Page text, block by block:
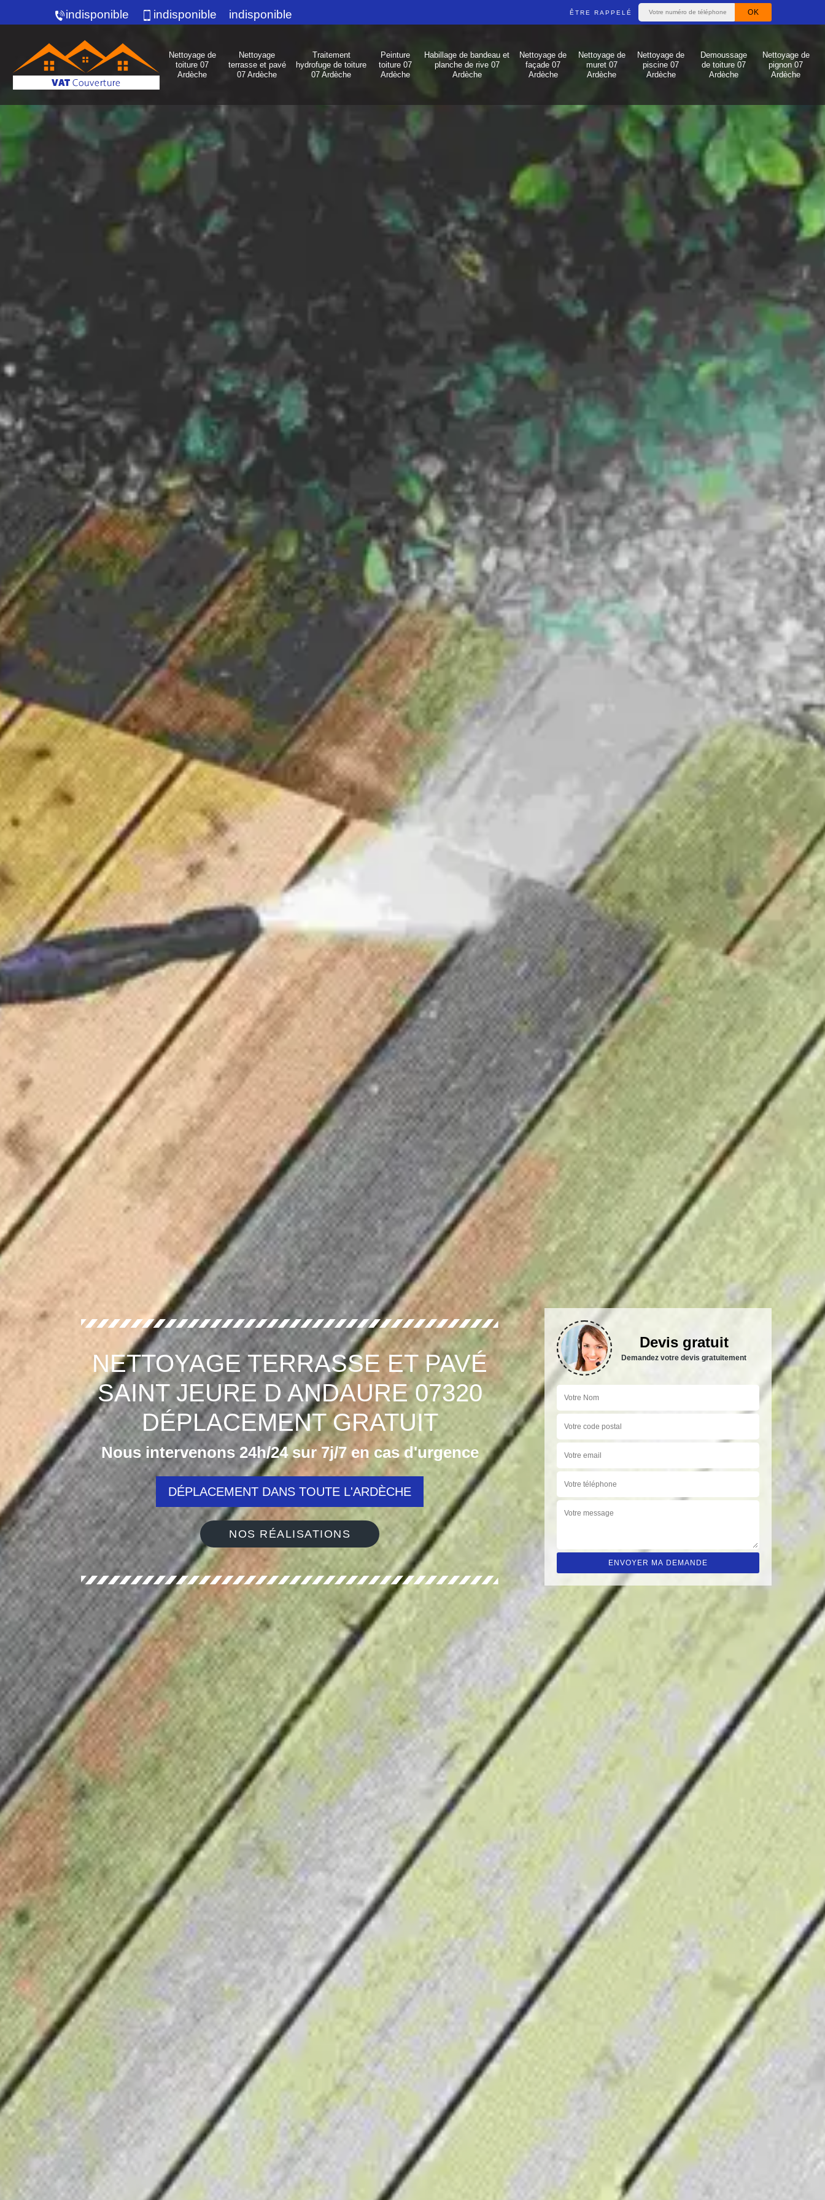
indisponible indisponible indisponible ÊTRE RAPPELÉ
Nettoyage de
toiture 07
Ardèche
Nettoyage
terrasse et pavé
07 Ardèche
Traitement
hydrofuge de toiture
07 Ardèche
Peinture
toiture 07
Ardèche
Habillage de bandeau et
planche de rive 07
Ardèche
Nettoyage de
façade 07
Ardèche
Nettoyage de
muret 07
Ardèche
Nettoyage de
piscine 07
Ardèche
Demoussage
de toiture 07
Ardèche
Nettoyage de
pignon 07
Ardèche
NETTOYAGE TERRASSE ET PAVÉ
SAINT JEURE D ANDAURE 07320
DÉPLACEMENT GRATUIT
Nous intervenons 24h/24 sur 7j/7 en cas d'urgence
DÉPLACEMENT DANS TOUTE L'ARDÈCHE
NOS RÉALISATIONS
Devis gratuit
Demandez votre devis gratuitement